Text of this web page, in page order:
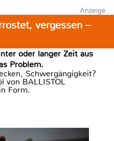
Anzeige
vergessen –
oder langer Zeit aus
Problem.
Schwergängigkeit?
von BALLISTOL
Form.